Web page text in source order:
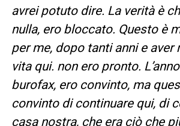
avrei potuto dire. La verità è
nulla, ero bloccato. Questo è
per me, dopo tanti anni e aver
vita qui. non ero pronto.
burofax, ero convinto, ma
convinto di continuare qui, di
casa nostra, che era ciò che